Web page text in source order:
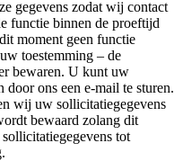
gegevens zodat wij contact
functie binnen de proeftijd
moment geen functie
toestemming – de
bewaren. U kunt uw
ons een e-mail te sturen.
wij uw sollicitatiegegevens
bewaard zolang dit
tot